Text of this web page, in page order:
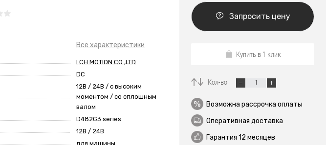
Все характеристики
I.CH MOTION CO.,LTD
DC
12В / 24В / с высоким
моментом / со сплошным
валом
D482G3 series
12В / 24В
для машины
Запросить цену
Купить в 1 клик
Кол-во:
Возможна рассрочка оплаты
Оперативная доставка
Гарантия 12 месяцев